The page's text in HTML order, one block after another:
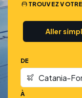
TROUVEZ
Aller
DE
À